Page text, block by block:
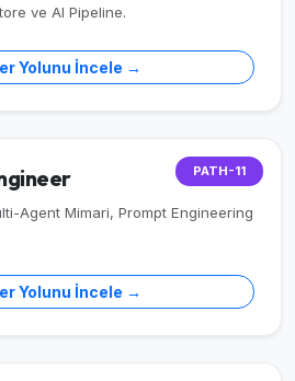
ve AI Pipeline.
Yolunu İncele →
PATH-11
Agent Mimari, Prompt Engineering
Yolunu İncele →